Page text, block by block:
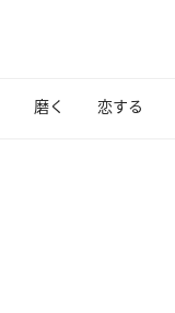
磨く 恋する